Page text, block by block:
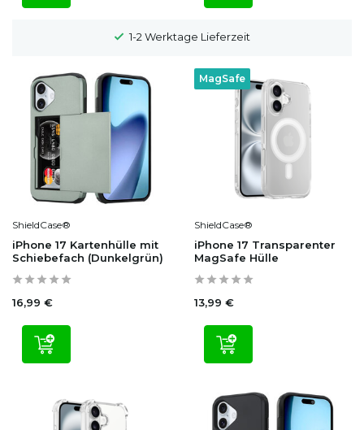
1-2 Werktage Lieferzeit
ShieldCase®
iPhone 17 Kartenhülle mit
Schiebefach (Dunkelgrün)
16,99 €
MagSafe
ShieldCase®
iPhone 17 Transparenter
MagSafe Hülle
13,99 €